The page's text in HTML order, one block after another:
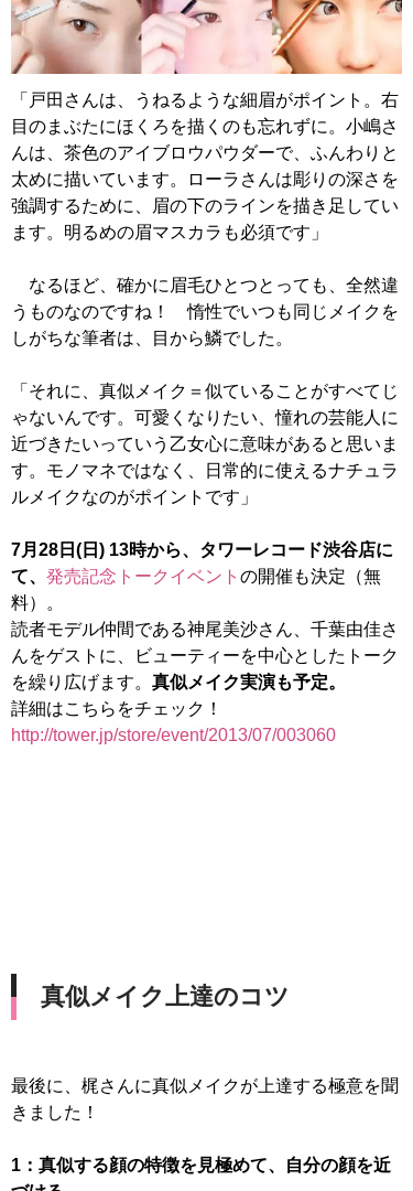
「戸田さんは、うねるような細眉がポイント。右
目のまぶたにほくろを描くのも忘れずに。小嶋さ
んは、茶色のアイブロウパウダーで、ふんわりと
太めに描いています。ローラさんは彫りの深さを
強調するために、眉の下のラインを描き足してい
ます。明るめの眉マスカラも必須です」
なるほど、確かに眉毛ひとつとっても、全然違
うものなのですね！ 惰性でいつも同じメイクを
しがちな筆者は、目から鱗でした。
「それに、真似メイク＝似ていることがすべてじ
ゃないんです。可愛くなりたい、憧れの芸能人に
近づきたいっていう乙女心に意味があると思いま
す。モノマネではなく、日常的に使えるナチュラ
ルメイクなのがポイントです」
7月28日(日) 13時から、タワーレコード渋谷店に
て、 発売記念トークイベント の開催も決定（無
料）。
読者モデル仲間である神尾美沙さん、千葉由佳さ
んをゲストに、ビューティーを中心としたトーク
を繰り広げます。 真似メイク実演も予定。
http://tower.jp/store/event/2013/07/003060
真似メイク上達のコツ
最後に、梶さんに真似メイクが上達する極意を聞
きました！
1：真似する顔の特徴を見極めて、自分の顔を近